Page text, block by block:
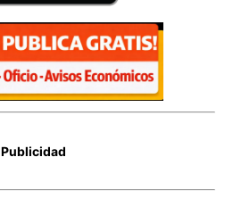
Publicidad